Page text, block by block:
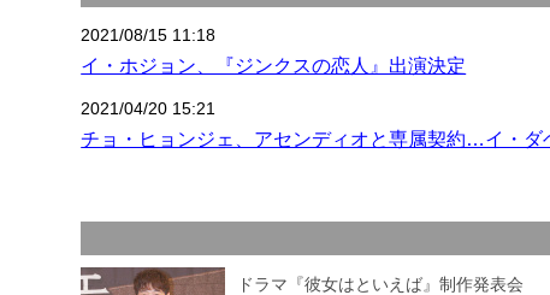
2021/08/15 11:18
イ・ホジョン、『ジンクスの恋人』出演決定
2021/04/20 15:21
チョ・ヒョンジェ、アセンディオと専属契約…イ・ダ
ドラマ『彼女はといえば』制作発表会